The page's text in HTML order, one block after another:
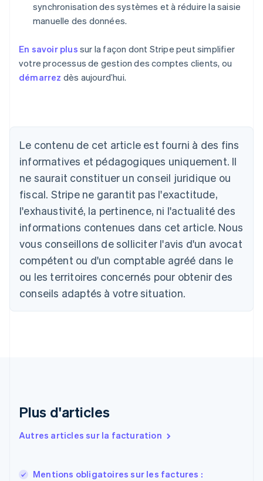
synchronisation des systèmes et à réduire la saisie
manuelle des données.
En savoir plus sur la façon dont Stripe peut simplifier
votre processus de gestion des comptes clients, ou
démarrez dès aujourd’hui.
Le contenu de cet article est fourni à des fins
informatives et pédagogiques uniquement. Il
ne saurait constituer un conseil juridique ou
fiscal. Stripe ne garantit pas l'exactitude,
l'exhaustivité, la pertinence, ni l'actualité des
informations contenues dans cet article. Nous
vous conseillons de solliciter l'avis d'un avocat
compétent ou d'un comptable agréé dans le
ou les territoires concernés pour obtenir des
conseils adaptés à votre situation.
Plus d'articles
Autres articles sur la facturation
Mentions obligatoires sur les factures :
Allemagne
Australie
English
Autriche
DeutschEnglish
Belgique
NederlandsFrançaisDeutsch English
Português English
Bulgarie
English
Canada
EnglishFrançais
English
Émirats arabes unis
Estonie